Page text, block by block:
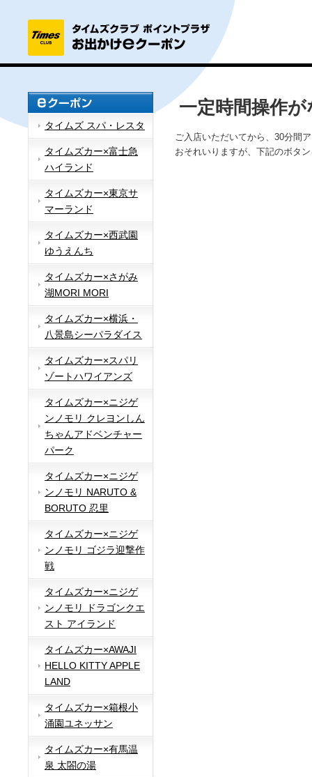
タイムズ スパ・レスタ
タイムズカー×富士急
ハイランド
タイムズカー×東京サ
マーランド
タイムズカー×西武園
ゆうえんち
タイムズカー×さがみ
湖MORI MORI
タイムズカー×横浜・
八景島シーパラダイス
タイムズカー×スパリ
ゾートハワイアンズ
タイムズカー×ニジゲ
ンノモリ クレヨンしん
ちゃんアドベンチャー
パーク
タイムズカー×ニジゲ
ンノモリ NARUTO &
BORUTO 忍里
タイムズカー×ニジゲ
ンノモリ ゴジラ迎撃作
戦
タイムズカー×ニジゲ
ンノモリ ドラゴンクエ
スト アイランド
タイムズカー×AWAJI
HELLO KITTY APPLE
LAND
タイムズカー×箱根小
涌園ユネッサン
タイムズカー×有馬温
泉 太閤の湯
一定時間操作
ご入店いただいてから、30分間
おそれいりますが、下記のボタ